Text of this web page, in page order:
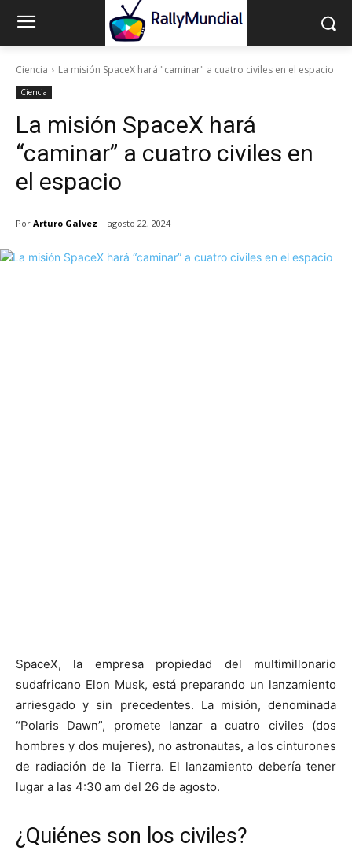
Ciencia La misión SpaceX hará "caminar" a cuatro civiles en el espacio
Ciencia
La misión SpaceX hará
“caminar” a cuatro civiles en
el espacio
Por Arturo Galvez agosto 22, 2024
SpaceX, la empresa propiedad del multimillonario
sudafricano Elon Musk, está preparando un lanzamiento
arriesgado y sin precedentes. La misión, denominada
“Polaris Dawn”, promete lanzar a cuatro civiles (dos
hombres y dos mujeres), no astronautas, a los cinturones
de radiación de la Tierra. El lanzamiento debería tener
lugar a las 4:30 am del 26 de agosto.
¿Quiénes son los civiles?